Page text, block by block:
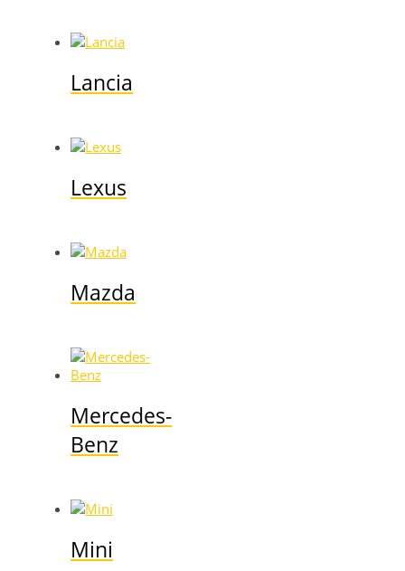
Lancia
Lexus
Mazda
Mercedes-
Benz
Mini